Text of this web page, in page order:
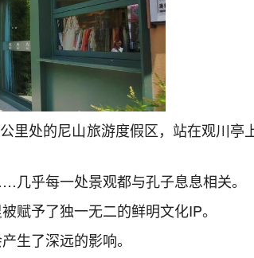
里处的尼山旅游度假区，站在观川亭
乎每一处景观都与孔子息息相关。
赋予了独一无二的鲜明文化IP。
生了深远的影响。